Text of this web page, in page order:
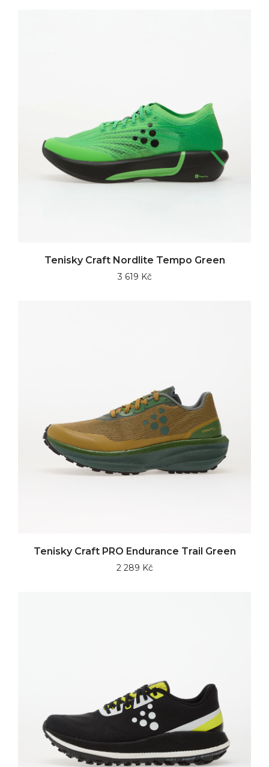
Tenisky Craft Nordlite Tempo Green
3 619 Kč
Tenisky Craft PRO Endurance Trail Green
2 289 Kč